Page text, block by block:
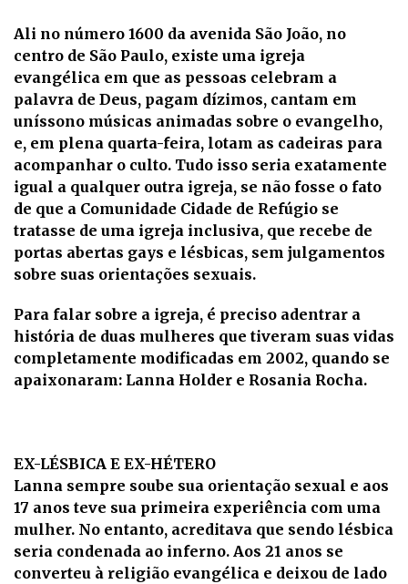
Ali no número 1600 da avenida São João, no
centro de São Paulo, existe uma igreja
evangélica em que as pessoas celebram a
palavra de Deus, pagam dízimos, cantam em
uníssono músicas animadas sobre o evangelho,
e, em plena quarta-feira, lotam as cadeiras para
acompanhar o culto. Tudo isso seria exatamente
igual a qualquer outra igreja, se não fosse o fato
de que a Comunidade Cidade de Refúgio se
tratasse de uma igreja inclusiva, que recebe de
portas abertas gays e lésbicas, sem julgamentos
sobre suas orientações sexuais.
Para falar sobre a igreja, é preciso adentrar a
história de duas mulheres que tiveram suas vidas
completamente modificadas em 2002, quando se
apaixonaram: Lanna Holder e Rosania Rocha.
EX-LÉSBICA E EX-HÉTERO
Lanna sempre soube sua orientação sexual e aos
17 anos teve sua primeira experiência com uma
mulher. No entanto, acreditava que sendo lésbica
seria condenada ao inferno. Aos 21 anos se
converteu à religião evangélica e deixou de lado